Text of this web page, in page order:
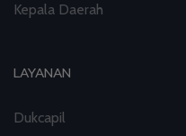
Kepala Daerah
LAYANAN
Dukcapil